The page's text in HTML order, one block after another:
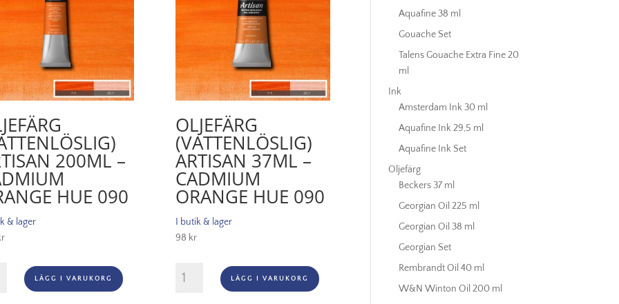
200ML –
HUE 090
& lager
LÄGG I VARUKORG
OLJEFÄRG
(VATTENLÖSLIG)
ARTISAN 37ML –
CADMIUM
ORANGE HUE 090
I butik & lager
98 kr
Oljefärg
(vattenlöslig)
LÄGG I VARUKORG
Aquafine 38 ml
Gouache Set
Talens Gouache Extra Fine 20
ml
Ink
Amsterdam Ink 30 ml
Aquafine Ink 29,5 ml
Aquafine Ink Set
Oljefärg
Beckers 37 ml
Georgian Oil 225 ml
Georgian Oil 38 ml
Georgian Set
Rembrandt Oil 40 ml
W&N Winton Oil 200 ml